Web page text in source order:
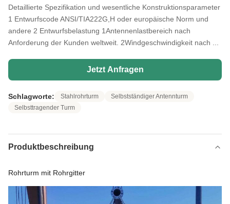
Detaillierte Spezifikation und wesentliche Konstruktionsparameter
1 Entwurfscode ANSI/TIA222G,H oder europäische Norm und
andere 2 Entwurfsbelastung 1Antennenlastbereich nach
Anforderung der Kunden weltweit. 2Windgeschwindigkeit nach ...
Jetzt Anfragen
Schlagworte: Stahlrohrturm
Selbstständiger Antennturm
Selbsttragender Turm
Produktbeschreibung
Rohrturm mit Rohrgitter